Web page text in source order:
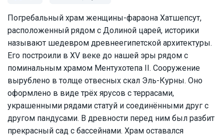
Погребальный храм женщины-фараона Хатшепсут,
расположенный рядом с Долиной царей, историки
называют шедевром древнеегипетской архитектуры.
Его построили в XV веке до нашей эры рядом с
поминальным храмом Ментухотепа II. Сооружение
вырублено в толще отвесных скал Эль-Курны. Оно
оформлено в виде трёх ярусов с террасами,
украшенными рядами статуй и соединёнными друг с
другом пандусами. В древности перед ним был разбит
прекрасный сад с бассейнами. Храм оставался